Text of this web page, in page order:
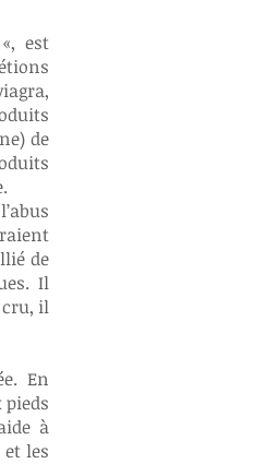
est
de
de
Il
il
En
à
les